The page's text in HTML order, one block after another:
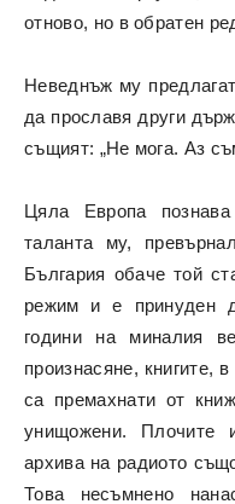
отново, но в обратен
Неведнъж му
да прославя други
същият: „Не мога. Аз
Цяла Европа
таланта му,
България обаче той
режим и е принуден
години на миналия
произнасяне, книгите,
са премахнати от
унищожени. Плочите
архива на радиото
Това несъмнено